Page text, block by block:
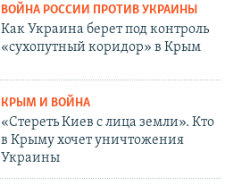
ВОЙНА РОССИИ ПРОТИВ УКРАИНЫ
Как Украина берет под контроль
«сухопутный коридор» в Крым
КРЫМ И ВОЙНА
«Стереть Киев с лица земли». Кто
в Крыму хочет уничтожения
Украины